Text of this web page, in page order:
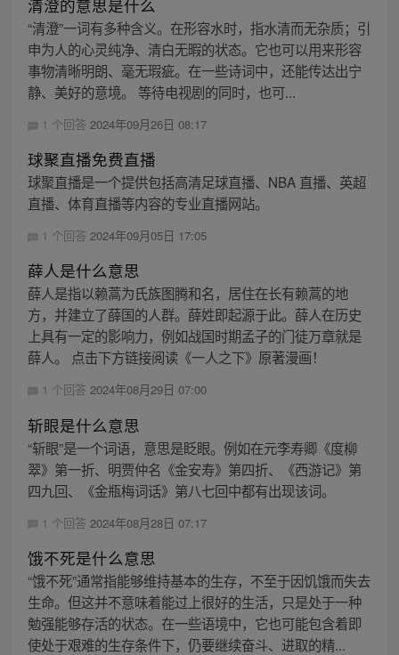
清澄的意思是什么
“清澄”一词有多种含义。在形容水时，指水清而无杂质；引
申为人的心灵纯净、清白无暇的状态。它也可以用来形容
事物清晰明朗、毫无瑕疵。在一些诗词中，还能传达出宁
静、美好的意境。 等待电视剧的同时，也可...
1 个回答 2024年09月26日 08:17
球聚直播免费直播
球聚直播是一个提供包括高清足球直播、NBA 直播、英超
直播、体育直播等内容的专业直播网站。
1 个回答 2024年09月05日 17:05
薛人是什么意思
薛人是指以赖蒿为氏族图腾和名，居住在长有赖蒿的地
方，并建立了薛国的人群。薛姓即起源于此。薛人在历史
上具有一定的影响力，例如战国时期孟子的门徒万章就是
薛人。 点击下方链接阅读《一人之下》原著漫画！
1 个回答 2024年08月29日 07:00
斩眼是什么意思
“斩眼”是一个词语，意思是眨眼。例如在元李寿卿《度柳
翠》第一折、明贾仲名《金安寿》第四折、《西游记》第
四九回、《金瓶梅词话》第八七回中都有出现该词。
1 个回答 2024年08月28日 07:17
饿不死是什么意思
“饿不死”通常指能够维持基本的生存，不至于因饥饿而失去
生命。但这并不意味着能过上很好的生活，只是处于一种
勉强能够存活的状态。在一些语境中，它也可能包含着即
使处于艰难的生存条件下，仍要继续奋斗、进取的精...